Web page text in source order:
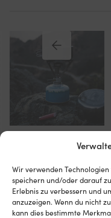
Wir verwenden
speichern und/oder darauf
Erlebnis zu verbessern und
anzuzeigen. Wenn du nicht
kann dies bestimmte